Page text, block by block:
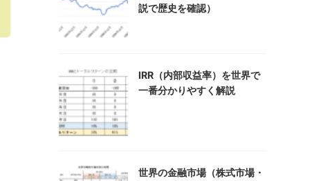
説で歴史を確認）
IRR（内部収益率）を世界で
一番分かりやすく解説
世界の金融市場（株式市場・